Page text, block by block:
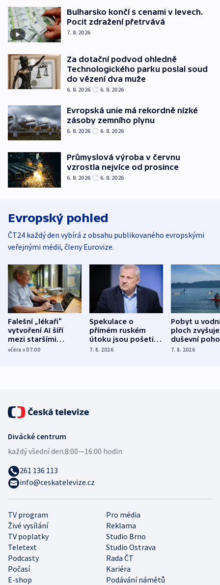
Bulharsko končí s cenami v levech.
Pocit zdražení přetrvává
7. 8. 2026
Za dotační podvod ohledně
Technologického parku poslal soud
do vězení dva muže
6. 8. 2026 6. 8. 2026
Evropská unie má rekordně nízké
zásoby zemního plynu
6. 8. 2026 6. 8. 2026
Průmyslová výroba v červnu
vzrostla nejvíce od prosince
6. 8. 2026 6. 8. 2026
Evropský pohled
ČT24 každý den vybírá z obsahu publikovaného evropskými
veřejnými médii, členy Eurovize.
Falešní „lékaři“
vytvoření AI šíří
mezi staršími
Poláky nebezpečné
včera v 07:00
Spekulace o
přímém ruském
útoku jsou pošetilé,
míní estonský
7. 8. 2026
Pobyt u
ploch zvyšuje
duševní
ukázala
7. 8. 2026
TV program
Pro média
Živé vysílání
Reklama
TV poplatky
Studio Brno
Teletext
Studio Ostrava
Podcasty
Rada ČT
Počasí
Kariéra
E-shop
Podávání námětů
Divácké centrum
každý všední den:8:00—16:00 hodin
261 136 113
info@ceskatelevize.cz